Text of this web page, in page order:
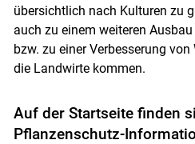
übersichtlich nach Kulturen zu
auch zu einem weiteren
bzw. zu einer Verbesserung
die Landwirte kommen.
Auf der Startseite finden
Pflanzenschutz-